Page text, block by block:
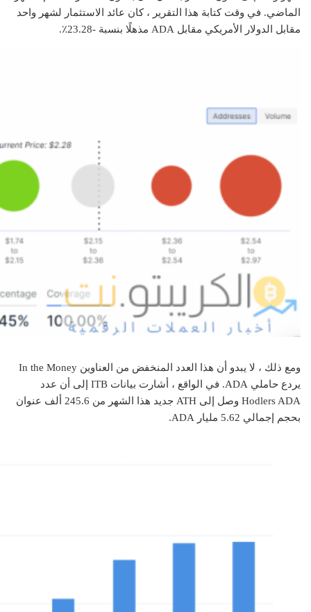
الماضي. في وقت كتابة هذا التقرير ، كان عائد الاستثمار لشهر واحد
مقابل الدولار الأمريكي مقابل ADA مذهلًا بنسبة -23.28٪.
ومع ذلك ، لا يبدو أن هذا العدد المنخفض من العناوين In the Money
يردع حاملي ADA. في الواقع ، أشارت بيانات ITB إلى أن عدد
Hodlers ADA وصل إلى ATH جديد هذا الشهر من 245.6 ألف عنوان
بحجم إجمالي 5.62 مليار ADA.